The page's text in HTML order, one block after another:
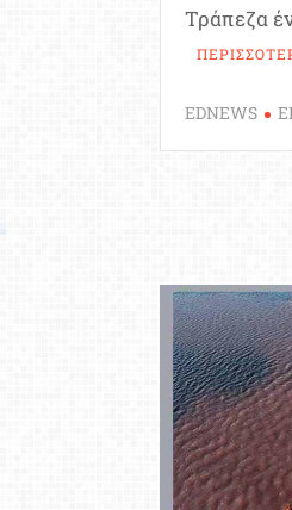
Τράπεζα
EDNEWS